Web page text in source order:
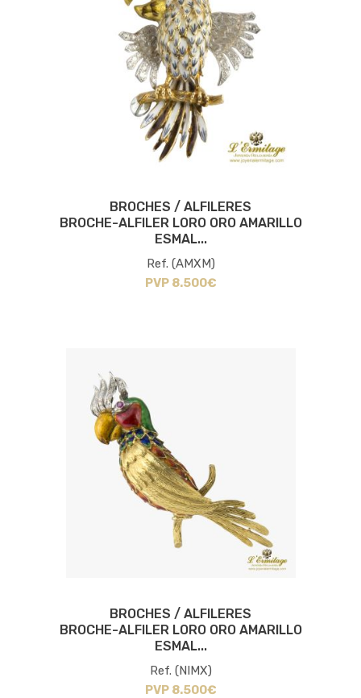
BROCHES / ALFILERES
BROCHE-ALFILER LORO ORO AMARILLO
ESMAL...
Ref. (AMXM)
PVP 8.500€
BROCHES / ALFILERES
BROCHE-ALFILER LORO ORO AMARILLO
ESMAL...
Ref. (NIMX)
PVP 8.500€